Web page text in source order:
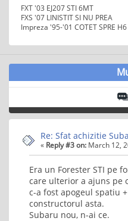
FXT '03 EJ207 STI 6MT
FXS '07 LINISTIT SI NU PREA
Impreza '95-'01 COTET SPRE H6
Re: Sfat achizitie
« Reply #3 on: March 12,
Era un Forester STI pe
care ulterior a ajuns pe
c-a fost apogeul spatiu
constructorul asta.
Subaru nou, n-ai ce.